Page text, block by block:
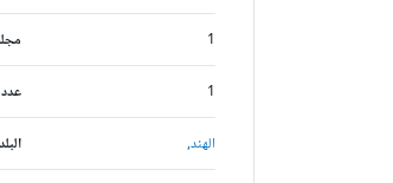
1
1
البلد الهند,